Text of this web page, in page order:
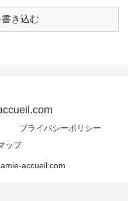
き込む
プライバシーポリシー
ップ
accueil.com.